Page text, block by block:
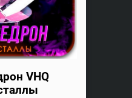
VHQ